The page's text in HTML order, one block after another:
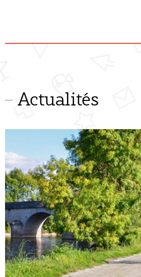
Actualités